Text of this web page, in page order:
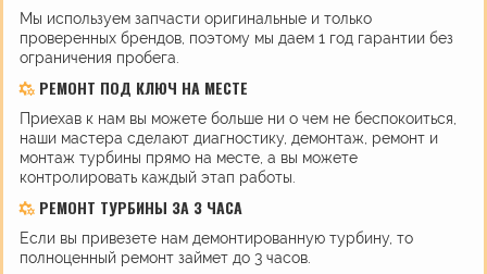
Мы используем запчасти оригинальные и только
проверенных брендов, поэтому мы даем 1 год гарантии без
ограничения пробега.
РЕМОНТ ПОД КЛЮЧ НА МЕСТЕ
Приехав к нам вы можете больше ни о чем не беспокоиться,
наши мастера сделают диагностику, демонтаж, ремонт и
монтаж турбины прямо на месте, а вы можете
контролировать каждый этап работы.
РЕМОНТ ТУРБИНЫ ЗА 3 ЧАСА
Если вы привезете нам демонтированную турбину, то
полноценный ремонт займет до 3 часов.